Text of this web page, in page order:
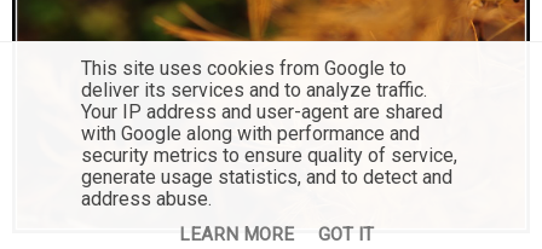
This site uses cookies from Google to
deliver its services and to analyze traffic.
Your IP address and user-agent are shared
with Google along with performance and
security metrics to ensure quality of service,
generate usage statistics, and to detect and
address abuse.
LEARN MORE GOT IT